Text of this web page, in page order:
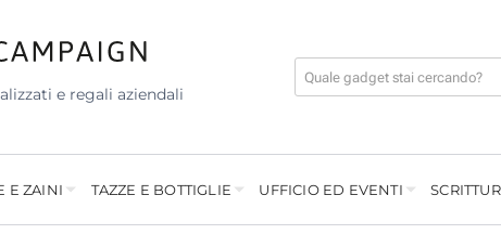
e regali aziendali
E ZAINI TAZZE E BOTTIGLIE UFFICIO ED EVENTI